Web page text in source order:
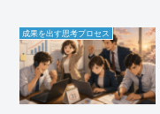
成果を出す思考プロセス